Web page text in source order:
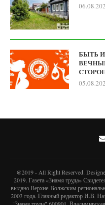
БЫТЬ
@2019 - All Right Reserved.
2019. Газета «Знамя труда»
выдано Верхне-Волжским
2003 года. Главный редактор И.В.